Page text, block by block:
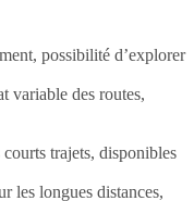
possibilité d’explorer
variable des routes,
trajets, disponibles
les longues distances,